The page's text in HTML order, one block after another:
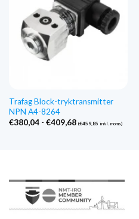
Trafag Block-tryktransmitter
NPN A4-8264
€380,04 - €409,68Prisinterval:
(€459,85 inkl. moms)